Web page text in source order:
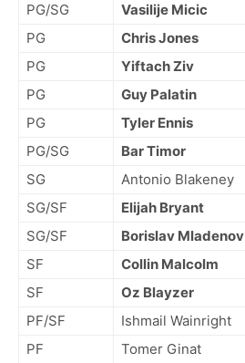
PG/SG
Vasilije Micic
PG
Chris Jones
PG
Yiftach Ziv
PG
Guy Palatin
PG
Tyler Ennis
PG/SG
Bar Timor
SG
Antonio Blakeney
SG/SF
Elijah Bryant
SG/SF
Borislav Mladenov
SF
Collin Malcolm
SF
Oz Blayzer
PF/SF
Ishmail Wainright
PF
Tomer Ginat